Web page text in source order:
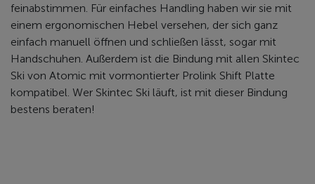
feinabstimmen. Für einfaches Handling haben wir sie mit
einem ergonomischen Hebel versehen, der sich ganz
einfach manuell öffnen und schließen lässt, sogar mit
Handschuhen. Außerdem ist die Bindung mit allen Skintec
Ski von Atomic mit vormontierter Prolink Shift Platte
kompatibel. Wer Skintec Ski läuft, ist mit dieser Bindung
bestens beraten!